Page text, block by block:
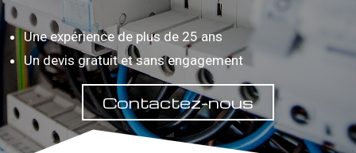
Une expérience de plus de 25 ans
Un devis gratuit et sans engagement
Contactez-nous